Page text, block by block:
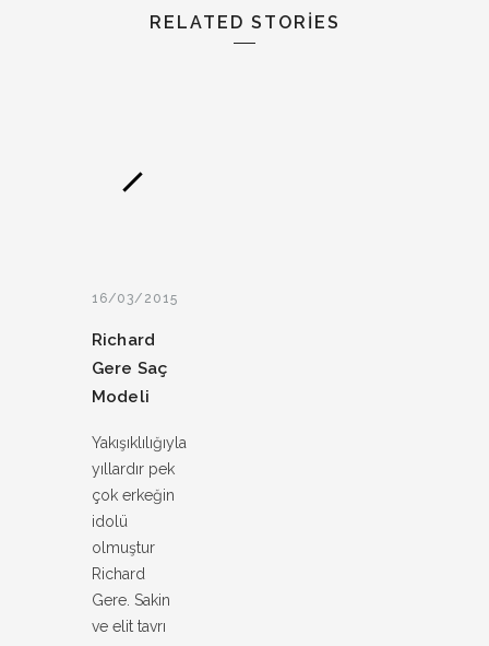
RELATED STORIES
16/03/2015
Richard
Gere Saç
Modeli
Yakışıklılığıyla
yıllardır pek
çok erkeğin
idolü
olmuştur
Richard
Gere. Sakin
ve elit tavrı